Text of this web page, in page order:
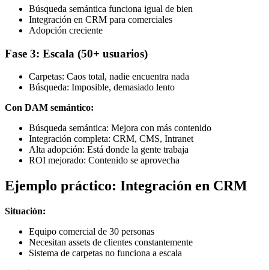
Búsqueda semántica funciona igual de bien
Integración en CRM para comerciales
Adopción creciente
Fase 3: Escala (50+ usuarios)
Carpetas: Caos total, nadie encuentra nada
Búsqueda: Imposible, demasiado lento
Con DAM semántico:
Búsqueda semántica: Mejora con más contenido
Integración completa: CRM, CMS, Intranet
Alta adopción: Está donde la gente trabaja
ROI mejorado: Contenido se aprovecha
Ejemplo práctico: Integración en CRM
Situación:
Equipo comercial de 30 personas
Necesitan assets de clientes constantemente
Sistema de carpetas no funciona a escala